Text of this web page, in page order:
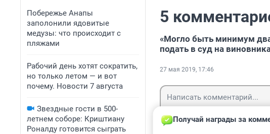
Побережье Анапы
заполонили ядовитые
медузы: что происходит с
пляжами
Рабочий день хотят сократить,
но только летом — и вот
почему. Новости 7 августа
Звездные гости в 500-
летнем соборе: Криштиану
Роналду готовится сыграть
5
«Могло быть минимум
подать в суд на
27 мая 2019, 17:46
Получай награды за